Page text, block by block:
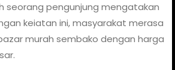
seorang pengunjung mengatakan
keiatan ini, masyarakat merasa
murah sembako dengan harga